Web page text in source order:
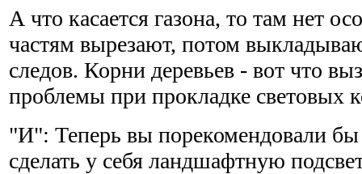
А что касается газона, то там нет
частям вырезают, потом
следов. Корни деревьев - вот что
проблемы при прокладке световых
"И": Теперь вы порекомендовали
сделать у себя ландшафтную